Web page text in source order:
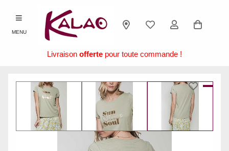
MENU
Livraison offerte pour toute commande !